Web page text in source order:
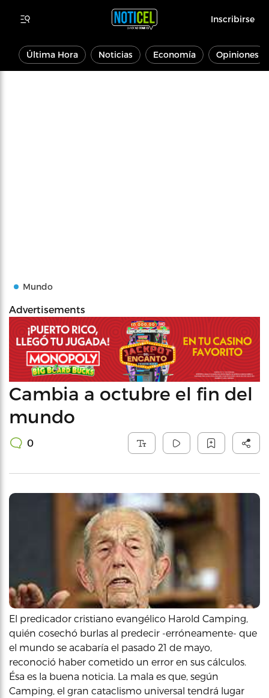
Inscribirse
Última Hora Noticias Economía Opiniones
Mundo
Advertisements
Cambia a octubre el fin del
mundo
0
El predicador cristiano evangélico Harold Camping,
quién cosechó burlas al predecir -erróneamente- que
el mundo se acabaría el pasado 21 de mayo,
reconoció haber cometido un error en sus cálculos.
Ésa es la buena noticia. La mala es que, según
Camping, el gran cataclismo universal tendrá lugar